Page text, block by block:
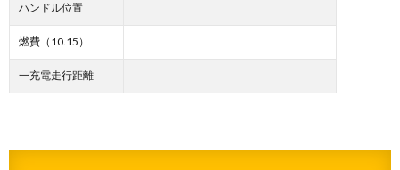
ハンドル位置
燃費（10.15）
一充電走行距離